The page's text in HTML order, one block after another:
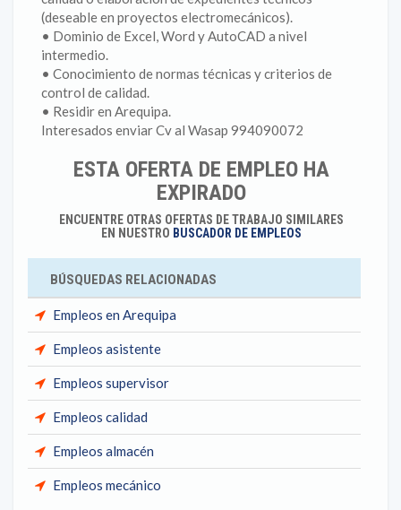
(deseable en proyectos electromecánicos).
• Dominio de Excel, Word y AutoCAD a nivel
intermedio.
• Conocimiento de normas técnicas y criterios de
control de calidad.
• Residir en Arequipa.
Interesados enviar Cv al Wasap 994090072
ESTA OFERTA DE EMPLEO HA
EXPIRADO
ENCUENTRE OTRAS OFERTAS DE TRABAJO SIMILARES
EN NUESTRO BUSCADOR DE EMPLEOS
BÚSQUEDAS RELACIONADAS
Empleos en Arequipa
Empleos asistente
Empleos supervisor
Empleos calidad
Empleos almacén
Empleos mecánico